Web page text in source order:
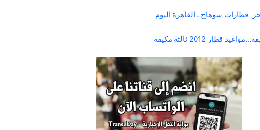
سوهاج ـ القاهرة اليوم
2012 ثالثة مكيفة